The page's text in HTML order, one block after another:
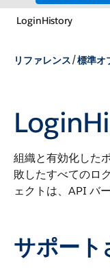
LoginHistory
リファレンス/標準オ
組織と有効化した
敗したすべてのロ
ェクトは、API バ
サポート